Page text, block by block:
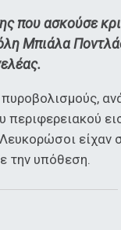
που ασκούσε
Μπιάλα
είχαν
την υπόθεση.